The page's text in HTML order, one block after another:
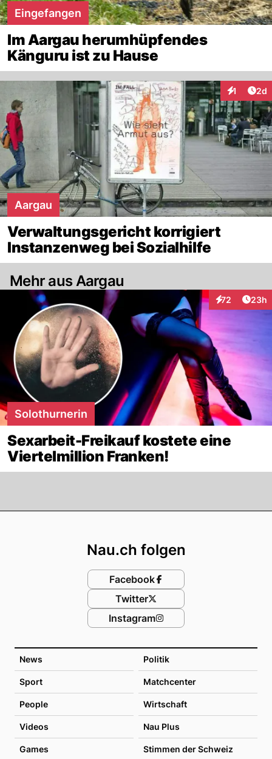
Eingefangen
Im Aargau herumhüpfendes
Känguru ist zu Hause
1 2d
Aargau
Verwaltungsgericht korrigiert
Instanzenweg bei Sozialhilfe
Mehr aus Aargau
72
Interaktionen
23h
Solothurnerin
Sexarbeit-Freikauf kostete eine
Viertelmillion Franken!
News Politik
Sport Matchcenter
People Wirtschaft
Videos Nau Plus
Games Stimmen der Schweiz
Nau.ch folgen
Facebook
Twitter
Instagram